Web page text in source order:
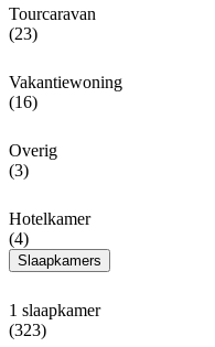
Tourcaravan
(23)
Vakantiewoning
(16)
Overig
(3)
Hotelkamer
(4)
Slaapkamers
1 slaapkamer
(323)